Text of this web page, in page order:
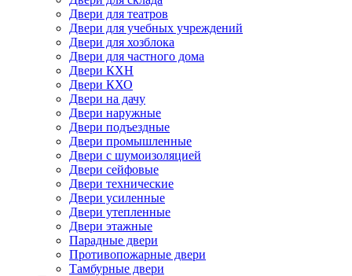
Двери для театров
Двери для учебных учреждений
Двери для хозблока
Двери для частного дома
Двери КХН
Двери КХО
Двери на дачу
Двери наружные
Двери подъездные
Двери промышленные
Двери с шумоизоляцией
Двери сейфовые
Двери технические
Двери усиленные
Двери утепленные
Двери этажные
Парадные двери
Противопожарные двери
Тамбурные двери